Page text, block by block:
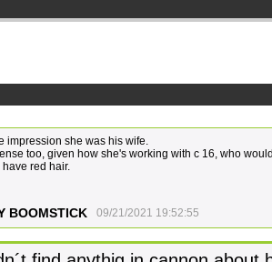
impression she was his wife.
too, given how she's working with c 16, who
have red hair.
BOOMSTICK 09/21/2021 19:52:55